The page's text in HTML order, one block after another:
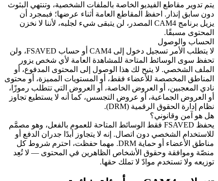
يتم تدوير مقاطع الفيديو الخاصة بالملفات الشخصية، وتنتهي البثوث
دون سابق إنذار. احفظ المقاطع العامة أثناء عرضها؛ فبمجرد أن
يزيل برنامج CAM4 المصدر، لن يتبقى شيء لجلبه، لأننا لا نخزن
المحتوى مسبقًا.
الحساب والوصول
لا يتطلب الأمر تسجيل دخول إلى CAM4 أو حساب FSAVED، ولن
تحفظ سوى الوسائط المتاحة للمشاهدة العامة لأي شخص يزور
الملف الشخصي. لا يتيح لك هذا الوصول إلى المحتوى المدفوع، أو
المناطق المخصصة للأعضاء فقط، أو المستويات المميزة، أو محتوى
نادي المعجبين، أو العروض الخاصة، أو العروض التي تتطلب رموزًا،
أو العروض الجماعية، أو عروض التجسس، كما أنه لا يستطيع تجاوز
نظام إدارة الحقوق الرقمية (DRM).
هل هو آمن وقانوني؟
يحفظ FSAVED فقط الوسائط المتاحة للعموم بالفعل، وهو مصمَّم
للاستخدام الشخصي دون اتصال. إنه لا يتجاوز أبدًا جدران الدفع أو
مناطق الأعضاء أو حماية DRM. مهما حفظت، احترم شروط كل
منصّة وموافقة وحقوق الأشخاص الظاهرين في المحتوى — لا تُعِد
توزيعه ولا تستخدم موادّ لا تملك حقها.